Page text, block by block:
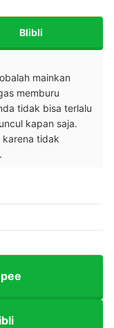
Blibli
mainkan
memburu
tidak bisa terlalu
kapan saja.
karena tidak